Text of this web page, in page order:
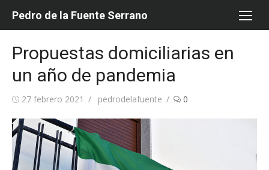
Pedro de la Fuente Serrano
Propuestas domiciliarias en
un año de pandemia
Publicada
27 febrero 2021 Autor
pedrodelafuente 0